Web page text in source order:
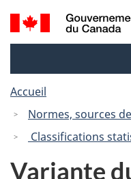
Recherche
et
Accueil
Normes, sources
Classifications
Variante